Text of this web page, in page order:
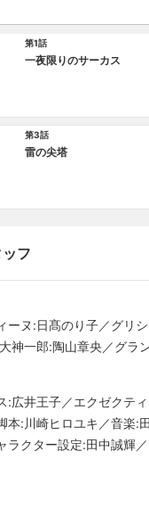
第1話
一夜限りのサーカス
第3話
雷の尖塔
フ
ーヌ:日髙のり子／グリ
神一郎:陶山章央／グ
:広井王子／エクゼクテ
本:川崎ヒロユキ／音楽:
ラクター設定:田中誠輝